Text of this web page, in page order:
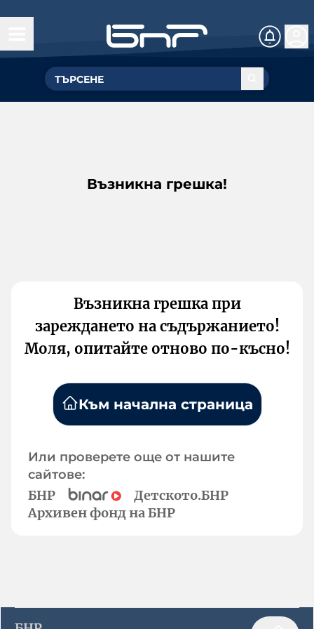
Възникна грешка!
Възникна грешка при
зареждането на съдържанието!
Моля, опитайте отново по-късно!
Към начална страница
Или проверете още от нашите
сайтове:
БНР
Детското.БНР
Архивен фонд на БНР